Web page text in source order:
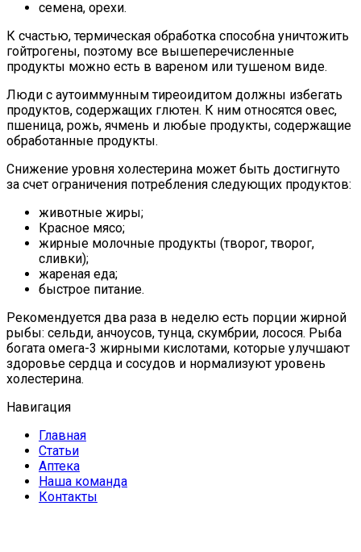
семена, орехи.
К счастью, термическая обработка способна уничтожить
гойтрогены, поэтому все вышеперечисленные
продукты можно есть в вареном или тушеном виде.
Люди с аутоиммунным тиреоидитом должны избегать
продуктов, содержащих глютен. К ним относятся овес,
пшеница, рожь, ячмень и любые продукты, содержащие
обработанные продукты.
Снижение уровня холестерина может быть достигнуто
за счет ограничения потребления следующих продуктов:
животные жиры;
Красное мясо;
жирные молочные продукты (творог, творог,
сливки);
жареная еда;
быстрое питание.
Рекомендуется два раза в неделю есть порции жирной
рыбы: сельди, анчоусов, тунца, скумбрии, лосося. Рыба
богата омега-3 жирными кислотами, которые улучшают
здоровье сердца и сосудов и нормализуют уровень
холестерина.
Навигация
Главная
Статьи
Аптека
Наша команда
Контакты